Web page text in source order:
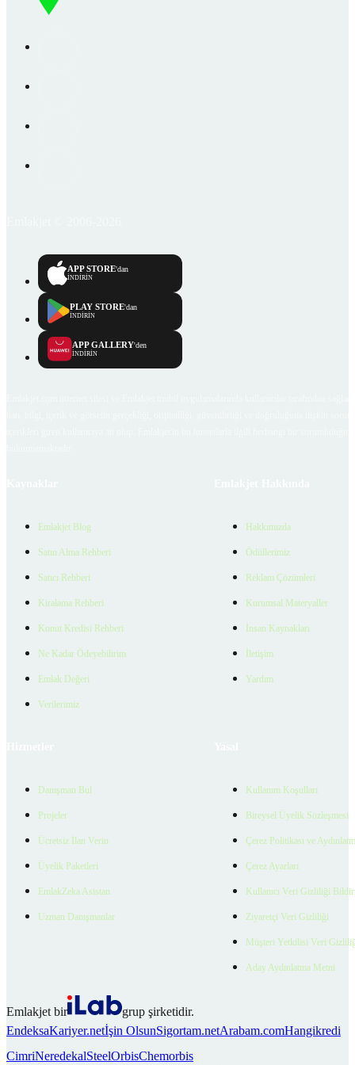
APP STORE'dan
İNDİRİN
PLAY STORE'dan
İNDİRİN
APP GALLERY'den
İNDİRİN
Emlakjet Blog
Satın Alma Rehberi
Satıcı Rehberi
Kiralama Rehberi
Konut Kredisi Rehberi
Ne Kadar Ödeyebilirim
Emlak Değeri
Verilerimiz
Hakkımızda
Ödüllerimiz
Reklam Çözümleri
Kurumsal Materyaller
İnsan Kaynakları
İletişim
Yardım
Danışman Bul
Projeler
Ücretsiz İlan Verin
Üyelik Paketleri
EmlakZeka Asistan
Uzman Danışmanlar
Kullanım Koşulları
Bireysel Üyelik Sözleşmesi
Çerez Politikası ve
Çerez Ayarları
Kullanıcı Veri Gizliliği
Ziyaretçi Veri Gizliliği
Müşteri Yetkilisi Veri
Aday Aydınlatma Metni
Emlakjet bir
grup şirketidir.
EndeksaKariyer.netİşin OlsunSigortam.netArabam.comHangikredi
CimriNeredekalSteelOrbisChemorbis